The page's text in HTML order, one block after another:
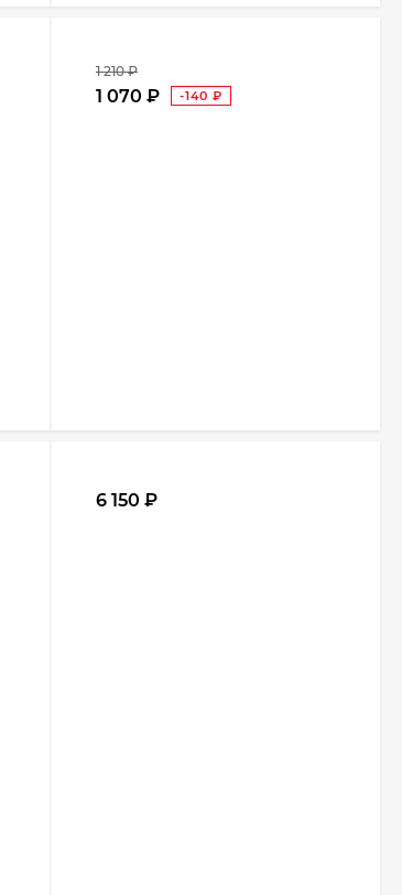
1 210₽
1 070 ₽ -140 ₽
6 150 ₽